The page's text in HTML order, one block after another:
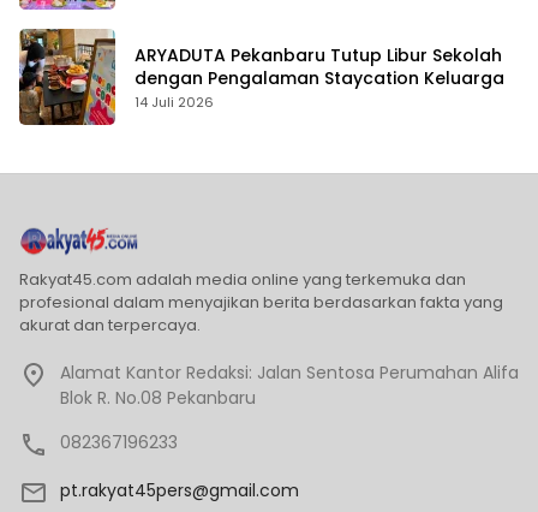
ARYADUTA Pekanbaru Tutup Libur Sekolah
dengan Pengalaman Staycation Keluarga
14 Juli 2026
Rakyat45.com adalah media online yang terkemuka dan
profesional dalam menyajikan berita berdasarkan fakta yang
akurat dan terpercaya.
Alamat Kantor Redaksi: Jalan Sentosa Perumahan Alifa
Blok R. No.08 Pekanbaru
082367196233
pt.rakyat45pers@gmail.com